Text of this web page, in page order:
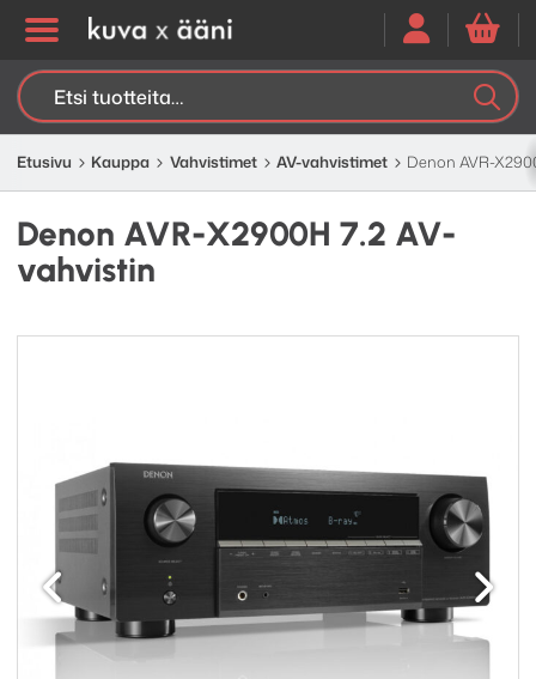
Etsi:
Etusivu Kauppa Vahvistimet AV-vahvistimet Denon AVR-
Denon AVR-X2900H 7.2 AV-
vahvistin
Edellinen